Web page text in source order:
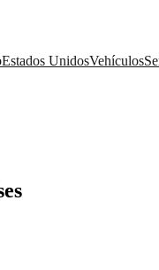
Estados UnidosVehículos